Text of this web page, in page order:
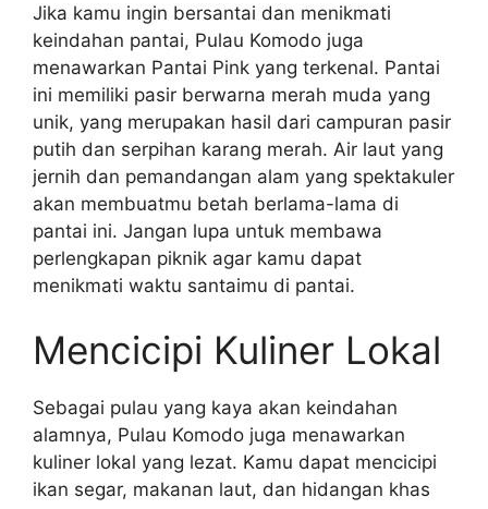
Jika kamu ingin bersantai dan menikmati
keindahan pantai, Pulau Komodo juga
menawarkan Pantai Pink yang terkenal. Pantai
ini memiliki pasir berwarna merah muda yang
unik, yang merupakan hasil dari campuran pasir
putih dan serpihan karang merah. Air laut yang
jernih dan pemandangan alam yang spektakuler
akan membuatmu betah berlama-lama di
pantai ini. Jangan lupa untuk membawa
perlengkapan piknik agar kamu dapat
menikmati waktu santaimu di pantai.
Mencicipi Kuliner Lokal
Sebagai pulau yang kaya akan keindahan
alamnya, Pulau Komodo juga menawarkan
kuliner lokal yang lezat. Kamu dapat mencicipi
ikan segar, makanan laut, dan hidangan khas